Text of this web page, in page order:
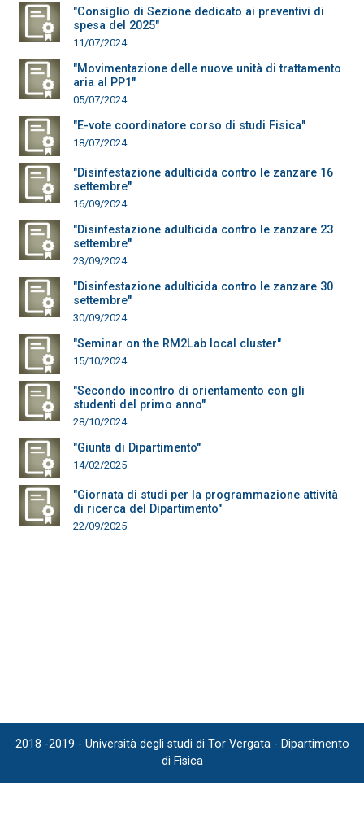
"Consiglio di Sezione dedicato ai preventivi di
spesa del 2025"
11/07/2024
"Movimentazione delle nuove unità di trattamento
aria al PP1"
05/07/2024
"E-vote coordinatore corso di studi Fisica"
18/07/2024
"Disinfestazione adulticida contro le zanzare 16
settembre"
16/09/2024
"Disinfestazione adulticida contro le zanzare 23
settembre"
23/09/2024
"Disinfestazione adulticida contro le zanzare 30
settembre"
30/09/2024
"Seminar on the RM2Lab local cluster"
15/10/2024
"Secondo incontro di orientamento con gli
studenti del primo anno"
28/10/2024
"Giunta di Dipartimento"
14/02/2025
"Giornata di studi per la programmazione attività
di ricerca del Dipartimento"
22/09/2025
2018 -2019 - Università degli studi di Tor Vergata - Dipartimento
di Fisica